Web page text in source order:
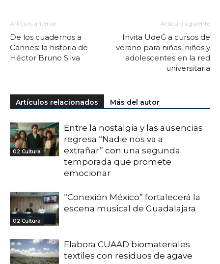
Artículo anterior
De los cuadernos a
Cannes: la historia de
Héctor Bruno Silva
Artículo siguiente
Invita UdeG a cursos de
verano para niñas, niños y
adolescentes en la red
universitaria
Artículos relacionados Más del autor
02 Cultura
Entre la nostalgia y las ausencias
regresa “Nadie nos va a
extrañar” con una segunda
temporada que promete
emocionar
02 Cultura
“Conexión México” fortalecerá la
escena musical de Guadalajara
Elabora CUAAD biomateriales
textiles con residuos de agave